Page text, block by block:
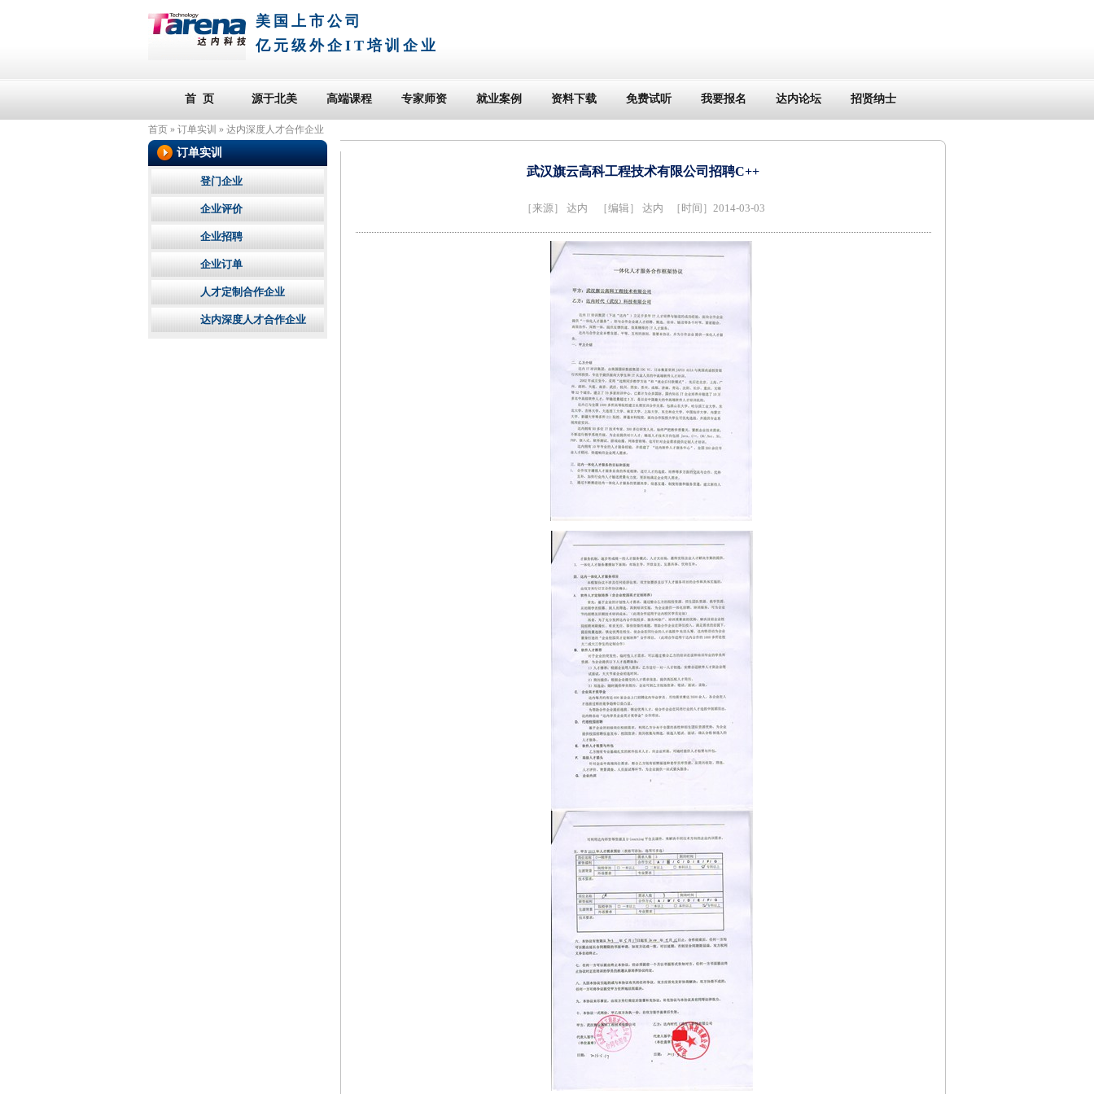
美国上市公司
亿元级外企IT培训企业
首 页 源于北美 高端课程 专家师资 就业案例 资料下载 免费试听 我要报名 达内论坛 招贤纳士
首页 » 订单实训 » 达内深度人才合作企业
武汉旗云高科工程技术有限公司招聘C++
［来源］ 达内 ［编辑］ 达内 ［时间］2014-03-03
订单实训
登门企业
企业评价
企业招聘
企业订单
人才定制合作企业
达内深度人才合作企业